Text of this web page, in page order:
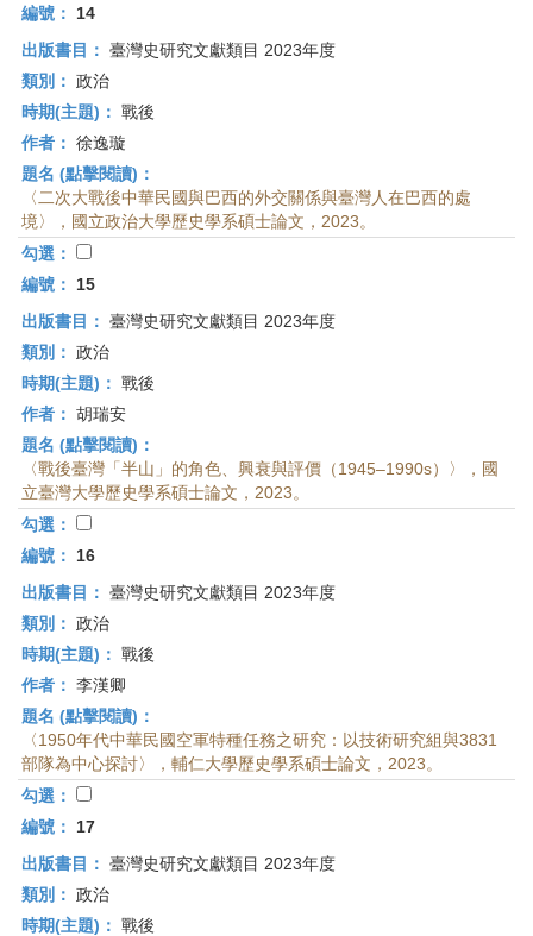
編號：
14
出版書目： 臺灣史研究文獻類目 2023年度
類別： 政治
時期(主題)： 戰後
作者： 徐逸璇
題名 (點擊閱讀)：
〈二次大戰後中華民國與巴西的外交關係與臺灣人在巴西的處
境〉，國立政治大學歷史學系碩士論文，2023。
勾選：
編號：
15
出版書目： 臺灣史研究文獻類目 2023年度
類別： 政治
時期(主題)： 戰後
作者： 胡瑞安
題名 (點擊閱讀)：
〈戰後臺灣「半山」的角色、興衰與評價（1945–1990s）〉，國
立臺灣大學歷史學系碩士論文，2023。
勾選：
編號：
16
出版書目： 臺灣史研究文獻類目 2023年度
類別： 政治
時期(主題)： 戰後
作者： 李漢卿
題名 (點擊閱讀)：
〈1950年代中華民國空軍特種任務之研究：以技術研究組與3831
部隊為中心探討〉，輔仁大學歷史學系碩士論文，2023。
勾選：
編號：
17
出版書目： 臺灣史研究文獻類目 2023年度
類別： 政治
時期(主題)： 戰後